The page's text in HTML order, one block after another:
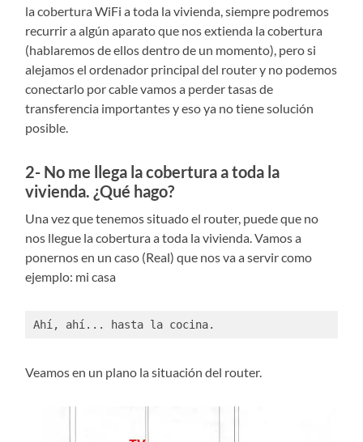
la cobertura WiFi a toda la vivienda, siempre podremos
recurrir a algún aparato que nos extienda la cobertura
(hablaremos de ellos dentro de un momento), pero si
alejamos el ordenador principal del router y no podemos
conectarlo por cable vamos a perder tasas de
transferencia importantes y eso ya no tiene solución
posible.
2- No me llega la cobertura a toda la
vivienda. ¿Qué hago?
Una vez que tenemos situado el router, puede que no
nos llegue la cobertura a toda la vivienda. Vamos a
ponernos en un caso (Real) que nos va a servir como
ejemplo: mi casa
Ahí, ahí... hasta la cocina.
Veamos en un plano la situación del router.